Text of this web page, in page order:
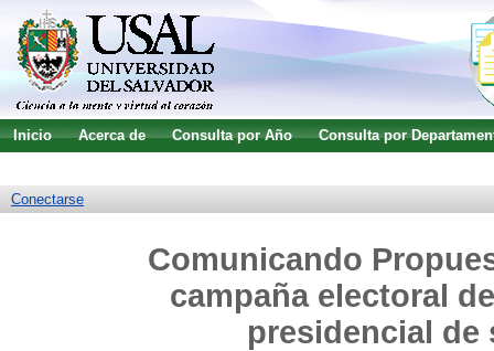
Inicio Acerca de Consulta por Año
Consulta por
Conectarse
Comunicando
campaña electoral
presidencial de